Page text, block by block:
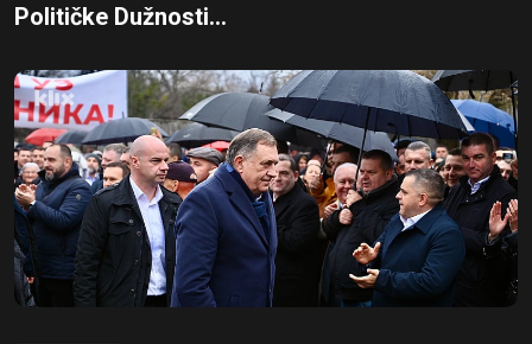
Političke Dužnosti...